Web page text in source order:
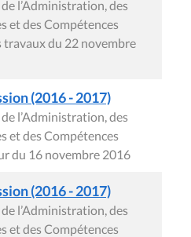
l’Administration, des
et des Compétences
travaux du 22 novembre
(2016 - 2017)
l’Administration, des
et des Compétences
du 16 novembre 2016
(2016 - 2017)
l’Administration, des
et des Compétences